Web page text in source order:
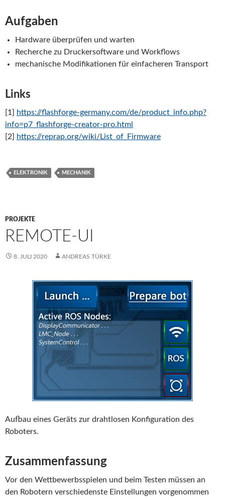
Aufgaben
Hardware überprüfen und warten
Recherche zu Druckersoftware und Workflows
mechanische Modifikationen für einfacheren Transport
Links
[1] https://flashforge-germany.com/de/product_info.php?
info=p7_flashforge-creator-pro.html
[2] https://reprap.org/wiki/List_of_Firmware
ELEKTRONIK MECHANIK
PROJEKTE
REMOTE-UI
8. JULI 2020 ANDREAS TÜRKE
Aufbau eines Geräts zur drahtlosen Konfiguration des
Roboters.
Zusammenfassung
Vor den Wettbewerbsspielen und beim Testen müssen an
den Robotern verschiedenste Einstellungen vorgenommen